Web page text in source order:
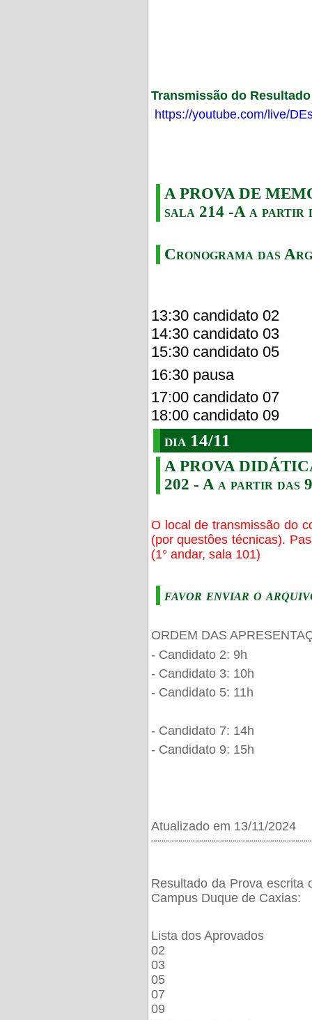
Transmissão do
https://youtube.com/live/
A PROVA DE
sala 214 -A a partir
Cronograma das
13:30 candidato 02
14:30 candidato 03
15:30 candidato 05
16:30 pausa
17:00 candidato 07
18:00 candidato 09
dia 14/11
A PROVA
202 - A a partir das
O local de transmissão do
(por questôes técnicas).
(1° andar, sala 101)
favor enviar o
ORDEM DAS
- Candidato 2: 9h
- Candidato 3: 10h
- Candidato 5: 11h
- Candidato 7: 14h
- Candidato 9: 15h
Atualizado em 13/11/2024
Resultado da Prova escrita
Campus Duque de Caxias:
Lista dos Aprovados
02
03
05
07
09